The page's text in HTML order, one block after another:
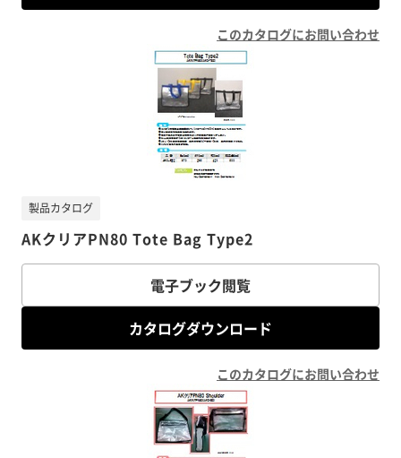
このカタログにお問い合わせ
AKクリアPN80 Tote Bag Type2
製品カタログ
電子ブック閲覧
カタログダウンロード
このカタログにお問い合わせ